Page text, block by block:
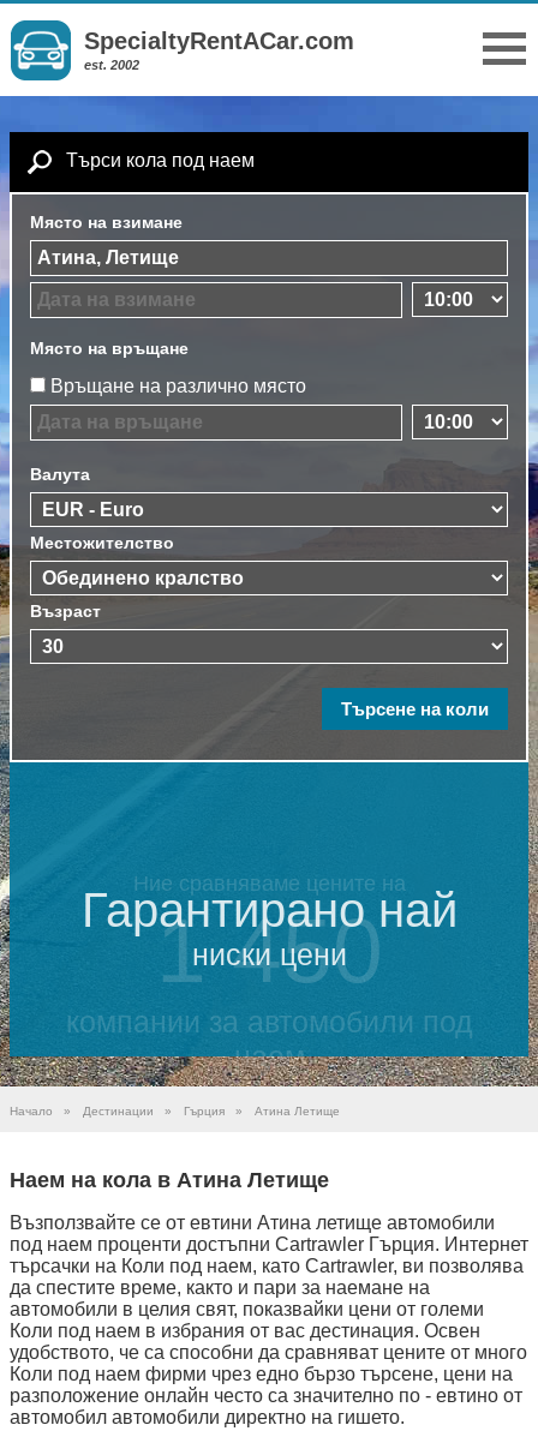
SpecialtyRentACar.com
est. 2002
Търси кола под наем
Място на взимане
Място на връщане
Връщане на различно място
Валута
Местожителство
Възраст
Гарантирано най
ниски цени
Начало » Дестинации » Гърция » Атина Летище
Наем на кола в Атина Летище
Възползвайте се от евтини Атина летище автомобили
под наем проценти достъпни Cartrawler Гърция. Интернет
търсачки на Коли под наем, като Cartrawler, ви позволява
да спестите време, както и пари за наемане на
автомобили в целия свят, показвайки цени от големи
Коли под наем в избрания от вас дестинация. Освен
удобството, че са способни да сравняват цените от много
Коли под наем фирми чрез едно бързо търсене, цени на
разположение онлайн често са значително по - евтино от
автомобил автомобили директно на гишето.